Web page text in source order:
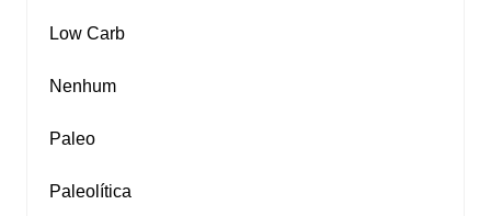
Low Carb
Nenhum
Paleo
Paleolítica